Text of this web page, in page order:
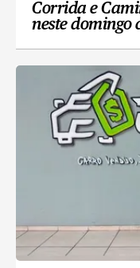
Corrida e
neste domingo